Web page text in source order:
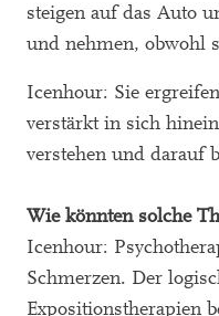
steigen auf das Auto
und nehmen, obwohl
Icenhour: Sie
verstärkt in sich
verstehen und darauf
Wie könnten solche
Icenhour:
Schmerzen. Der
Expositionstherapien